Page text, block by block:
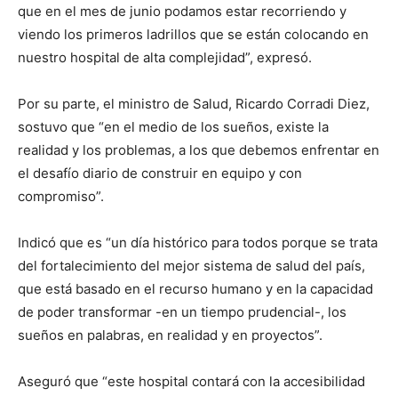
que en el mes de junio podamos estar recorriendo y
viendo los primeros ladrillos que se están colocando en
nuestro hospital de alta complejidad”, expresó.
Por su parte, el ministro de Salud, Ricardo Corradi Diez,
sostuvo que “en el medio de los sueños, existe la
realidad y los problemas, a los que debemos enfrentar en
el desafío diario de construir en equipo y con
compromiso”.
Indicó que es “un día histórico para todos porque se trata
del fortalecimiento del mejor sistema de salud del país,
que está basado en el recurso humano y en la capacidad
de poder transformar -en un tiempo prudencial-, los
sueños en palabras, en realidad y en proyectos”.
Aseguró que “este hospital contará con la accesibilidad